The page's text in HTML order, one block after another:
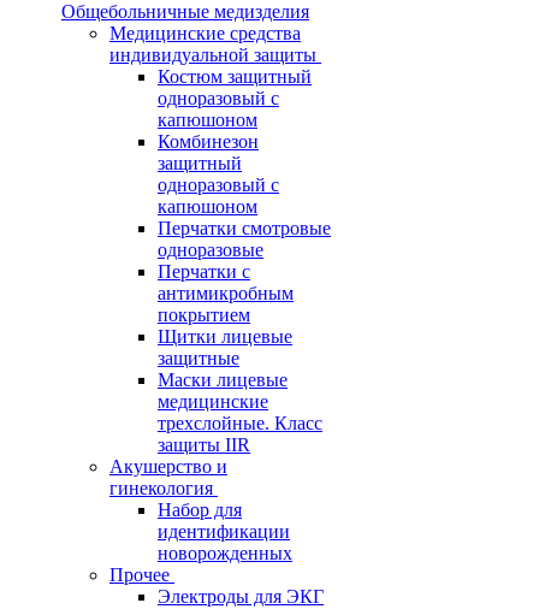
Общебольничные медизделия
Медицинские средства
индивидуальной защиты
Костюм защитный
одноразовый с
капюшоном
Комбинезон
защитный
одноразовый с
капюшоном
Перчатки смотровые
одноразовые
Перчатки с
антимикробным
покрытием
Щитки лицевые
защитные
Маски лицевые
медицинские
трехслойные. Класс
защиты IIR
Акушерство и
гинекология
Набор для
идентификации
новорожденных
Прочее
Электроды для ЭКГ